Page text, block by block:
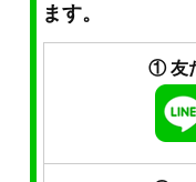
ます。
① 友